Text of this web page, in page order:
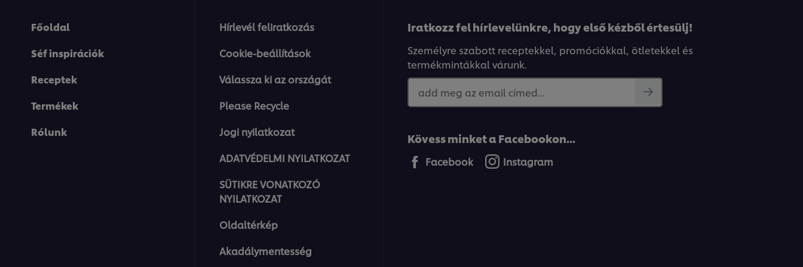
Főoldal
Séf inspirációk
Receptek
Termékek
Rólunk
Hírlevél feliratkozás
Cookie-beállítások
Válassza ki az országát
Please Recycle
Jogi nyilatkozat
ADATVÉDELMI NYILATKOZAT
SÜTIKRE VONATKOZÓ
NYILATKOZAT
Oldaltérkép
Akadálymentesség
Iratkozz fel hírlevelünkre, hogy első kézből értesülj!
Személyre szabott receptekkel, promóciókkal, ötletekkel és
termékmintákkal várunk.
add meg az email címed...
Kövess minket a Facebookon...
Facebook Instagram